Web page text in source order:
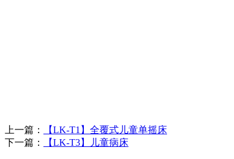
上一篇：
【LK-T1】全覆式儿童单摇床
下一篇：
【LK-T3】儿童病床